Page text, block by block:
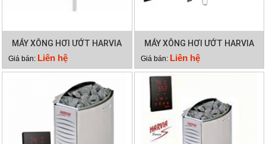
MÁY XÔNG HƠI ƯỚT HARVIA
HGD45
Giá bán: Liên hệ
MÁY XÔNG HƠI ƯỚT HARVIA
HGX60
Giá bán: Liên hệ